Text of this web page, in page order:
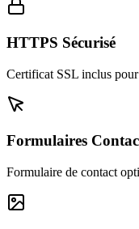
HTTPS Sécurisé
Certificat SSL inclus
Formulaires
Formulaire de contact